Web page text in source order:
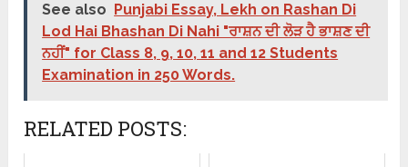
See also
Punjabi Essay, Lekh on Rashan Di
Lod Hai Bhashan Di Nahi "ਰਾਸ਼ਨ ਦੀ ਲੋੜ ਹੈ ਭਾਸ਼ਣ ਦੀ
ਨਹੀਂ" for Class 8, 9, 10, 11 and 12 Students
Examination in 250 Words.
RELATED POSTS: